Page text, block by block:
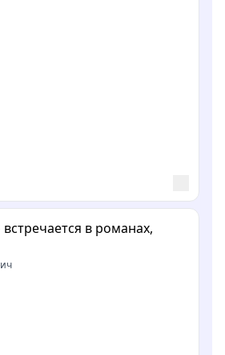
в романах,